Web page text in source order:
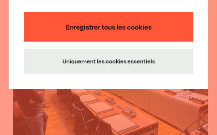
données (anonymes) qui permettent
Uniquement les cookies essentiels
Enregistrer tous les cookies